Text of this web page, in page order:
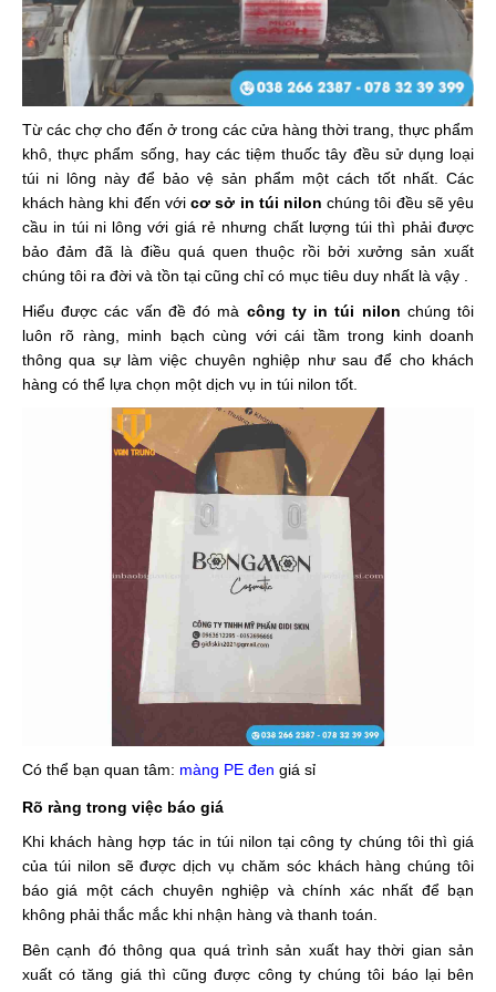
Từ các chợ cho đến ở trong các cửa hàng thời trang, thực phẩm
khô, thực phẩm sống, hay các tiệm thuốc tây đều sử dụng loại
túi ni lông này để bảo vệ sản phẩm một cách tốt nhất. Các
khách hàng khi đến vớicơ sở in túi nilon chúng tôi đều sẽ yêu
cầu in túi ni lông với giá rẻ nhưng chất lượng túi thì phải được
bảo đảm đã là điều quá quen thuộc rồi bởi xưởng sản xuất
chúng tôi ra đời và tồn tại cũng chỉ có mục tiêu duy nhất là vậy .
Hiểu được các vấn đề đó mà công ty in túi nilon chúng tôi
luôn rõ ràng, minh bạch cùng với cái tầm trong kinh doanh
thông qua sự làm việc chuyên nghiệp như sau để cho khách
hàng có thể lựa chọn một dịch vụ in túi nilon tốt.
Có thể bạn quan tâm: màng PE đen giá sỉ
Rõ ràng trong việc báo giá
Khi khách hàng hợp tác in túi nilon tại công ty chúng tôi thì giá
của túi nilon sẽ được dịch vụ chăm sóc khách hàng chúng tôi
báo giá một cách chuyên nghiệp và chính xác nhất để bạn
không phải thắc mắc khi nhận hàng và thanh toán.
Bên cạnh đó thông qua quá trình sản xuất hay thời gian sản
xuất có tăng giá thì cũng được công ty chúng tôi báo lại bên